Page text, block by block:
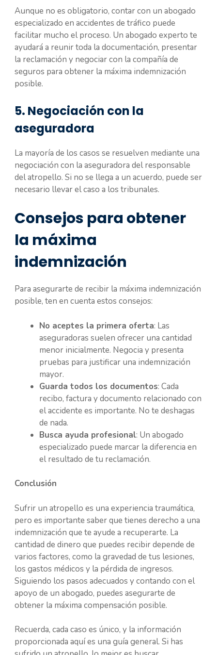
Aunque no es obligatorio, contar con un abogado
especializado en accidentes de tráfico puede
facilitar mucho el proceso. Un abogado experto te
ayudará a reunir toda la documentación, presentar
la reclamación y negociar con la compañía de
seguros para obtener la máxima indemnización
posible.
5. Negociación con la
aseguradora
La mayoría de los casos se resuelven mediante una
negociación con la aseguradora del responsable
del atropello. Si no se llega a un acuerdo, puede ser
necesario llevar el caso a los tribunales.
Consejos para obtener
la máxima
indemnización
Para asegurarte de recibir la máxima indemnización
posible, ten en cuenta estos consejos:
No aceptes la primera oferta: Las
aseguradoras suelen ofrecer una cantidad
menor inicialmente. Negocia y presenta
pruebas para justificar una indemnización
mayor.
Guarda todos los documentos: Cada
recibo, factura y documento relacionado con
el accidente es importante. No te deshagas
de nada.
Busca ayuda profesional: Un abogado
especializado puede marcar la diferencia en
el resultado de tu reclamación.
Conclusión
Sufrir un atropello es una experiencia traumática,
pero es importante saber que tienes derecho a una
indemnización que te ayude a recuperarte. La
cantidad de dinero que puedes recibir depende de
varios factores, como la gravedad de tus lesiones,
los gastos médicos y la pérdida de ingresos.
Siguiendo los pasos adecuados y contando con el
apoyo de un abogado, puedes asegurarte de
obtener la máxima compensación posible.
Recuerda, cada caso es único, y la información
proporcionada aquí es una guía general. Si has